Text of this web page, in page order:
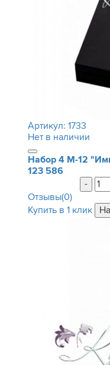
Артикул:1733
Нет в наличии
Набор 4 М-12
123 586
-
Отзывы(0)
Купить в 1 клик